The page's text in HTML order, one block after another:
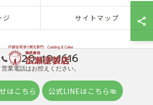
0120-40-1616
営業電話はお控えください。
はこちら 公式LINEはこちら
ジ サイトマップ
区の外壁塗装は株式会社広瀬塗装店 ALL RIGHTS
RESERVED.